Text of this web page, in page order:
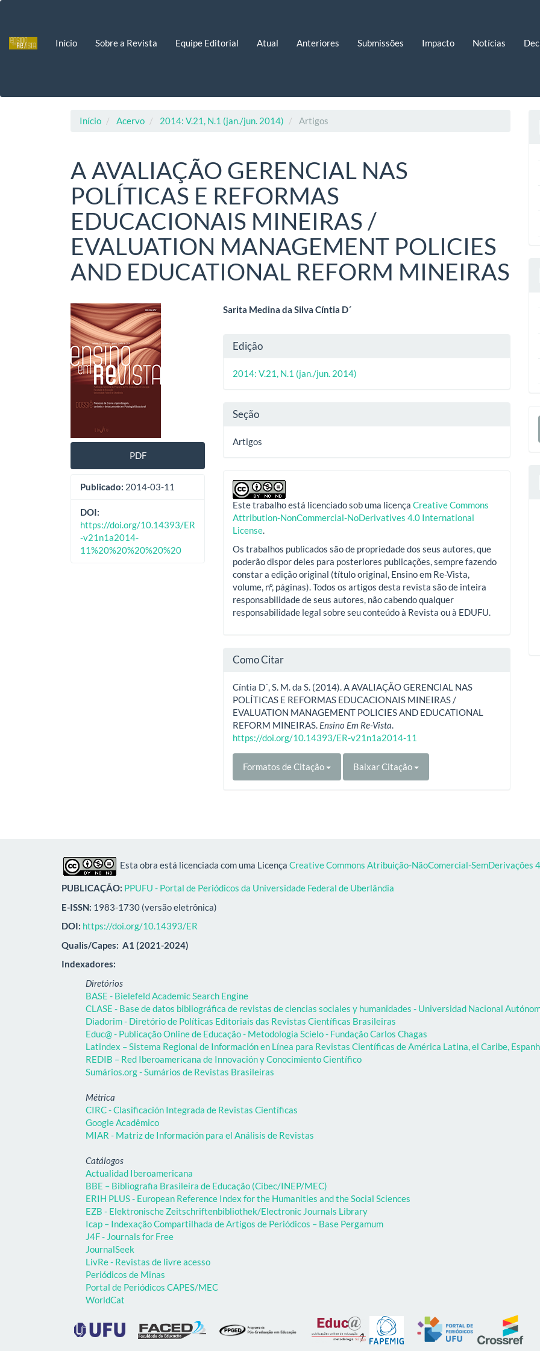
principalInício Sobre a Revista Equipe Editorial Atual Anteriores Submissões Impacto Notícias
Início Acervo 2014: V.21, N.1 (jan./jun. 2014) Artigos
A AVALIAÇÃO GERENCIAL NAS
POLÍTICAS E REFORMAS
EDUCACIONAIS MINEIRAS /
EVALUATION MANAGEMENT POLICIES
AND EDUCATIONAL REFORM MINEIRAS
Barra
lateral
de
artigos
PDF
Publicado: 2014-03-11
DOI:
https://doi.org/10.14393/ER
-v21n1a2014-
11%20%20%20%20%20
Conteúdo
artigo
principal
Sarita Medina da Silva Cíntia D´
Detalhes
do
Edição
2014: V.21, N.1 (jan./jun. 2014)
Seção
Artigos
Este trabalho está licenciado sob uma licençaCreative Commons
Attribution-NonCommercial-NoDerivatives 4.0 International
License
Os trabalhos publicados são de propriedade dos seus autores, que
poderão dispor deles para posteriores publicações, sempre fazendo
constar a edição original (título original, Ensino em Re-Vista,
volume, nº, páginas). Todos os artigos desta revista são de inteira
responsabilidade de seus autores, não cabendo qualquer
responsabilidade legal sobre seu conteúdo à Revista ou à EDUFU.
Como Citar
Cíntia D´, S. M. da S. (2014). A AVALIAÇÃO GERENCIAL NAS
POLÍTICAS E REFORMAS EDUCACIONAIS MINEIRAS /
EVALUATION MANAGEMENT POLICIES AND EDUCATIONAL
REFORM MINEIRAS. Ensino Em Re-Vista
https://doi.org/10.14393/ER-v21n1a2014-11
Formatos de Citação Baixar Citação
Esta obra está licenciada com uma Licença Creative Commons Atribuição-NãoComercial-SemDerivações
PUBLICAÇÃO: PPUFU - Portal de Periódicos da Universidade Federal de Uberlândia
E-ISSN: 1983-1730 (versão eletrônica)
DOI: https://doi.org/10.14393/ER
Qualis/Capes: A1 (2021-2024)
Indexadores:
Diretórios
BASE - Bielefeld Academic Search Engine
CLASE - Base de datos bibliográfica de revistas de ciencias sociales y humanidades - Universidad Nacional
Diadorim - Diretório de Políticas Editoriais das Revistas Científicas Brasileiras
Educ@ - Publicação Online de Educação - Metodologia Scielo - Fundação Carlos Chagas
Latindex – Sistema Regional de Información en Línea para Revistas Científicas de América Latina, el Caribe,
REDIB – Red Iberoamericana de Innovación y Conocimiento Científico
Sumários.org - Sumários de Revistas Brasileiras
Métrica
CIRC - Clasificación Integrada de Revistas Científicas
Google Acadêmico
MIAR - Matriz de Información para el Análisis de Revistas
Catálogos
Actualidad Iberoamericana
BBE – Bibliografia Brasileira de Educação (Cibec/INEP/MEC)
ERIH PLUS - European Reference Index for the Humanities and the Social Sciences
EZB - Elektronische Zeitschriftenbibliothek/Electronic Journals Library
Icap – Indexação Compartilhada de Artigos de Periódicos – Base Pergamum
J4F - Journals for Free
JournalSeek
LivRe - Revistas de livre acesso
Periódicos de Minas
Portal de Periódicos CAPES/MEC
WorldCat